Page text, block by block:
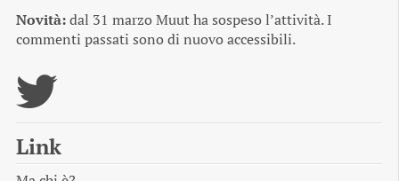
Novità:dal 31 marzo Muut ha sospeso l’attività. I
commenti passati sono di nuovo accessibili.
Link